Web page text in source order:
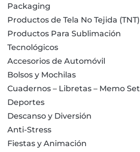
Packaging
Productos de Tela No Tejida (TNT)
Productos Para Sublimación
Tecnológicos
Accesorios de Automóvil
Bolsos y Mochilas
Cuadernos – Libretas – Memo Set
Deportes
Descanso y Diversión
Anti-Stress
Fiestas y Animación